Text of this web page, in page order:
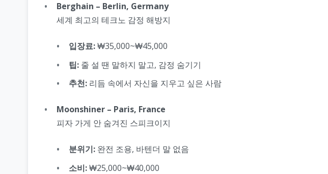
Berghain – Berlin, Germany
세계 최고의 테크노 감정 해방지
입장료:₩35,000~₩45,000
팁: 줄 설 땐 말하지 말고, 감정 숨기기
추천: 리듬 속에서 자신을 지우고 싶은 사람
Moonshiner – Paris, France
피자 가게 안 숨겨진 스피크이지
분위기: 완전 조용, 바텐더 말 없음
소비:₩25,000~₩40,000